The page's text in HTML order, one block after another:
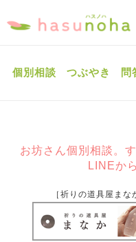
個別相談 つぶやき 問
お坊さん個別相談。
LINEか
［祈りの道具屋ま